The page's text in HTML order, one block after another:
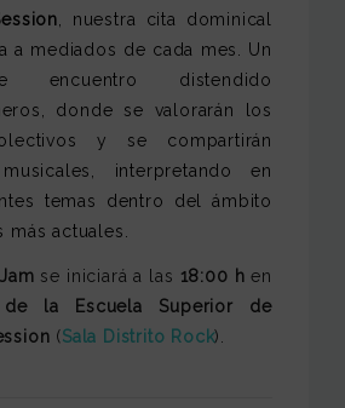
, nuestra cita dominical
a mediados de cada mes. Un
encuentro distendido
donde se valorarán los
y se compartirán
interpretando en
temas dentro del ámbito
más actuales.
Jam se iniciará a las 18:00 h en
de la Escuela Superior de
(Sala Distrito Rock).